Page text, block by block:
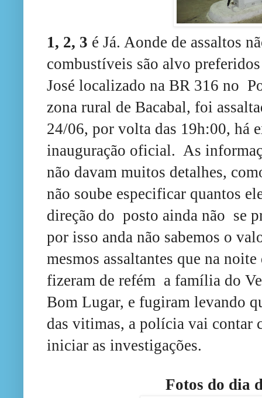
1, 2, 3 é Já. Aonde de assaltos
combustíveis são alvo
José localizado na BR 316 no
zona rural de Bacabal, foi
24/06, por volta das 19h:00, há
inauguração oficial. As
não davam muitos detalhes,
não soube especificar quantos
direção do posto ainda não se
por isso anda não sabemos o
mesmos assaltantes que na
fizeram de refém a família do
Bom Lugar, e fugiram levando
das vitimas, a polícia vai contar
iniciar as investigações.
Fotos do dia